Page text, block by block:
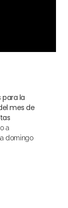
para la
mes de
domingo